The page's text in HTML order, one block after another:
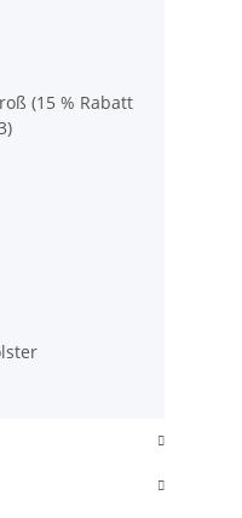
(15 % Rabatt